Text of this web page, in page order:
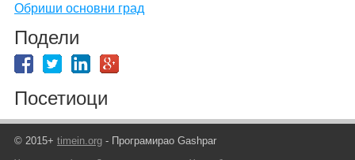
Обриши основни град
Подели
Посетиоци
© 2015+ timein.org- Програмирао Gashpar